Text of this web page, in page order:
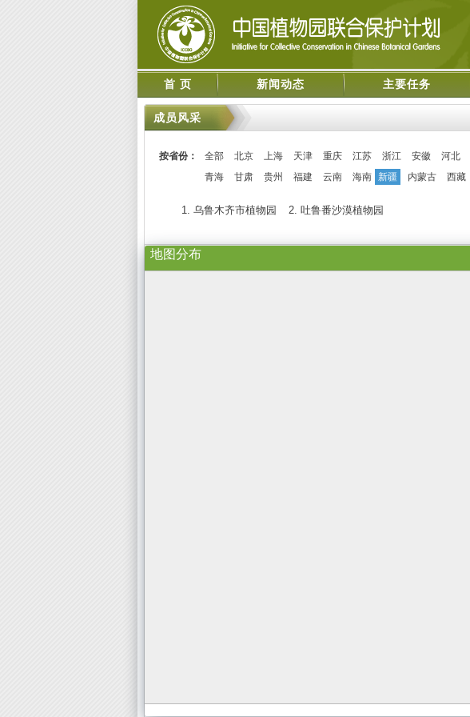
首 页 新闻动态 主要任务
成员风采
按省份： 全部 北京 上海 天津 重庆 江苏 浙江 安徽 河北
青海
甘肃 贵州 福建 云南 海南 新疆 内蒙古 西藏
1. 乌鲁木齐市植物园 2. 吐鲁番沙漠植物园
地图分布